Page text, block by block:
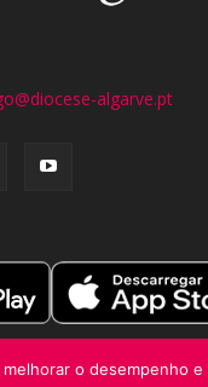
algarve.pt
o desempenho